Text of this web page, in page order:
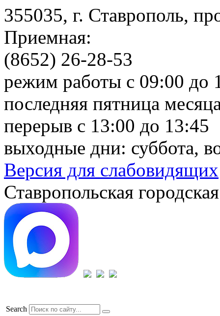
355035, г. Ставрополь,
Приемная:
(8652) 26-28-53
режим работы с 09:00 до
последняя пятница
перерыв с 13:00 до 13:45
выходные дни: суббота,
Версия для слабовидящих
Ставропольская
Search